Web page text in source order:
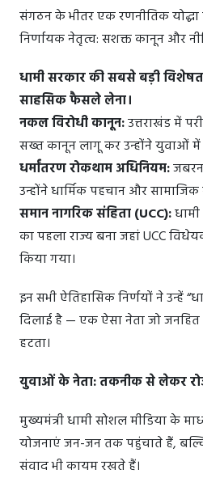
संगठन के भीतर एक रणनीतिक
निर्णायक नेतृत्व: सशक्त कानून और
धामी सरकार की सबसे बड़ी
साहसिक फैसले लेना।
नकल विरोधी कानून:उत्तराखंड में
सख्त कानून लागू कर उन्होंने युवाओं में
धर्मांतरण रोकथाम अधिनियम:
उन्होंने धार्मिक पहचान और
समान नागरिक संहिता (UCC):
का पहला राज्य बना जहां UCC
किया गया।
इन सभी ऐतिहासिक निर्णयों ने उन्हें
दिलाई है — एक ऐसा नेता जो जनहित
हटता।
युवाओं के नेता: तकनीक से लेकर
मुख्यमंत्री धामी सोशल मीडिया के
योजनाएं जन-जन तक पहुंचाते हैं,
संवाद भी कायम रखते हैं।